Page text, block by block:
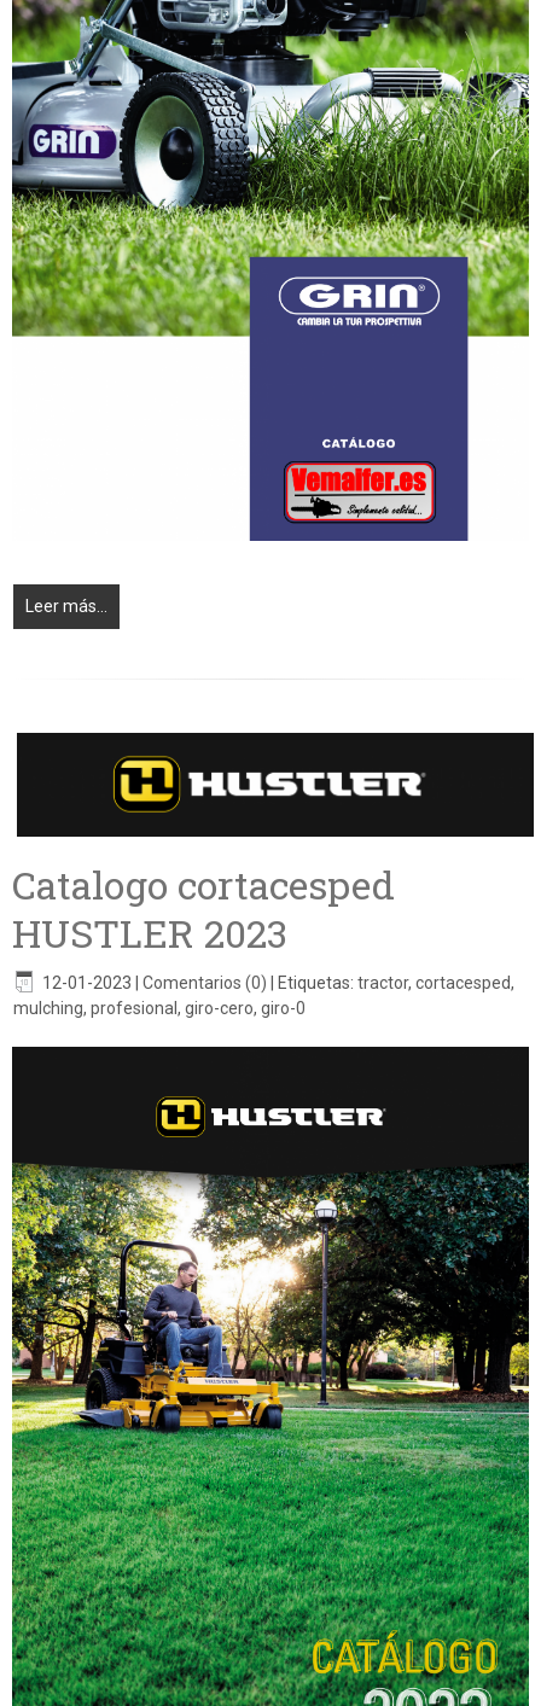
Leer más...
Catalogo cortacesped
HUSTLER 2023
12-01-2023 Comentarios (0) Etiquetas: tractor, cortacesped,
mulching, profesional , giro-cero, giro-0